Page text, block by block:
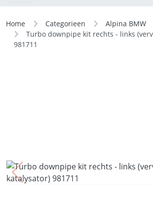
Home Categorieen
Alpina BMW
Turbo downpipe kit rechts - links
981711